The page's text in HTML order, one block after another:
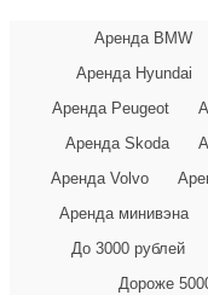
Аренда BMW
Аренда Hyundai
Аренда Peugeot
Аренда Skoda
Аренда Volvo
Аренда минивэна
До 3000 рублей
Дороже